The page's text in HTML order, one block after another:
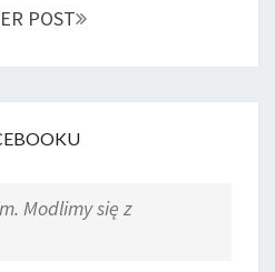
POST
Modlimy się z